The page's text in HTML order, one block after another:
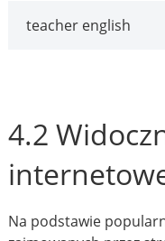
teacher english
4.2
Na podstawie